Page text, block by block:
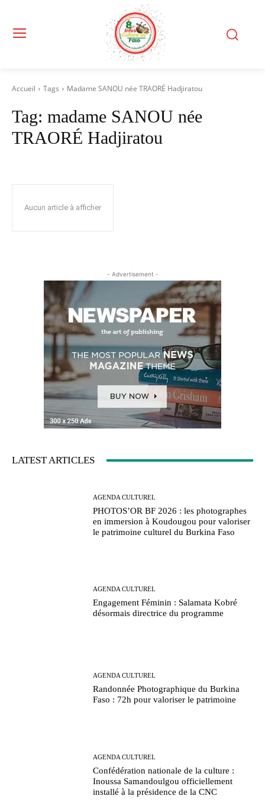
Accueil Tags Madame SANOU née TRAORÉ Hadjiratou
Tag: madame SANOU née
TRAORÉ Hadjiratou
Aucun article à afficher
- Advertisement -
LATEST ARTICLES
AGENDA CULTUREL
PHOTOS’OR BF 2026 : les photographes
en immersion à Koudougou pour valoriser
le patrimoine culturel du Burkina Faso
AGENDA CULTUREL
Engagement Féminin : Salamata Kobré
désormais directrice du programme
AGENDA CULTUREL
Randonnée Photographique du Burkina
Faso : 72h pour valoriser le patrimoine
AGENDA CULTUREL
Confédération nationale de la culture :
Inoussa Samandoulgou officiellement
installé à la présidence de la CNC